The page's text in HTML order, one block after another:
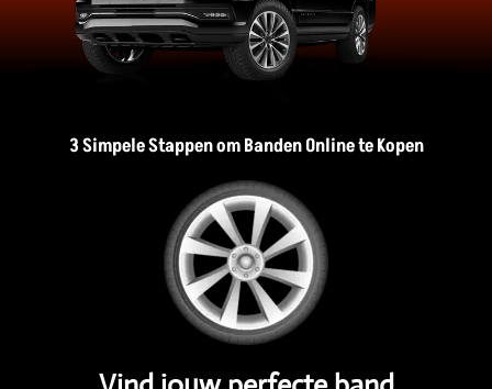
3 Simpele Stappen om Banden Online te Kopen